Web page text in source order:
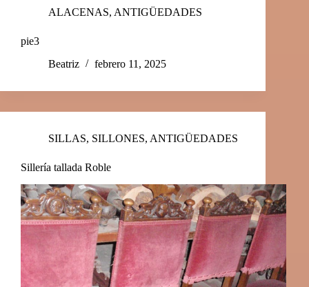
ALACENAS, ANTIGÜEDADES
pie3
Beatriz
febrero 11, 2025
SILLAS, SILLONES, ANTIGÜEDADES
Sillería tallada Roble